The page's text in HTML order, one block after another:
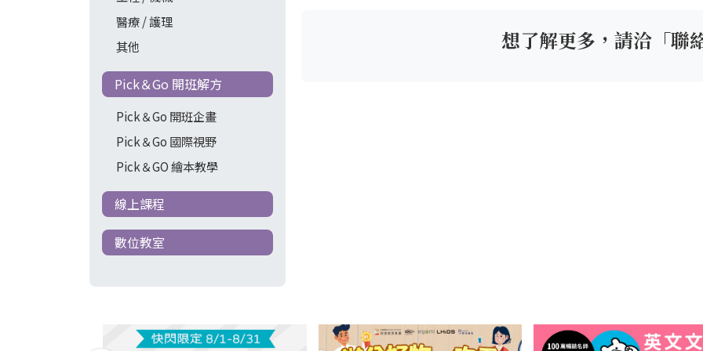
醫療 / 護理
其他
Pick＆Go 開班解方
Pick＆Go 開班企畫
Pick＆Go 國際視野
Pick＆GO 繪本教學
線上課程
數位教室
想了解更多，請洽「聯